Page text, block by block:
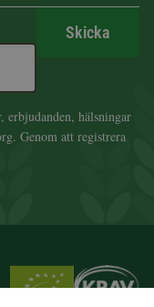
Skicka
erbjudanden, hälsningar
Genom att registrera